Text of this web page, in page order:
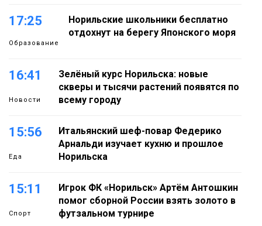
17:25
Образование
Норильские школьники бесплатно
отдохнут на берегу Японского моря
16:41
Новости
Зелёный курс Норильска: новые
скверы и тысячи растений появятся по
всему городу
15:56
Еда
Итальянский шеф-повар Федерико
Арнальди изучает кухню и прошлое
Норильска
15:11
Спорт
Игрок ФК «Норильск» Артём Антошкин
помог сборной России взять золото в
футзальном турнире